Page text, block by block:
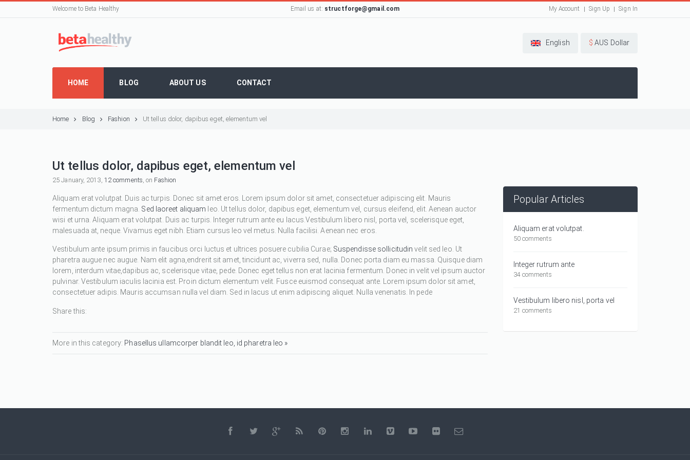
Welcome to Beta Healthy Email us at: structforge@gmail.com My Account Sign Up Sign In
English $ AUS Dollar
HOME BLOG ABOUT US CONTACT
Home Blog Fashion Ut tellus dolor, dapibus eget, elementum vel
Ut tellus dolor, dapibus eget, elementum vel
25 January, 2013, 12 comments, on Fashion
Aliquam erat volutpat. Duis ac turpis. Donec sit amet eros. Lorem ipsum dolor sit amet, consectetuer adipiscing elit. Mauris
fermentum dictum magna. Sed laoreet aliquam leo. Ut tellus dolor, dapibus eget, elementum vel, cursus eleifend, elit. Aenean auctor
wisi et urna. Aliquam erat volutpat. Duis ac turpis. Integer rutrum ante eu lacus.Vestibulum libero nisl, porta vel, scelerisque eget,
malesuada at, neque. Vivamus eget nibh. Etiam cursus leo vel metus. Nulla facilisi. Aenean nec eros.
Vestibulum ante ipsum primis in faucibus orci luctus et ultrices posuere cubilia Curae; Suspendisse sollicitudin velit sed leo. Ut
pharetra augue nec augue. Nam elit agna,endrerit sit amet, tincidunt ac, viverra sed, nulla. Donec porta diam eu massa. Quisque diam
lorem, interdum vitae,dapibus ac, scelerisque vitae, pede. Donec eget tellus non erat lacinia fermentum. Donec in velit vel ipsum auctor
pulvinar. Vestibulum iaculis lacinia est. Proin dictum elementum velit. Fusce euismod consequat ante. Lorem ipsum dolor sit amet,
consectetuer adipis. Mauris accumsan nulla vel diam. Sed in lacus ut enim adipiscing aliquet. Nulla venenatis. In pede
Share this:
More in this category: Phasellus ullamcorper blandit leo, id pharetra leo »
Popular Articles
Aliquam erat volutpat.
50 comments
Integer rutrum ante
34 comments
Vestibulum libero nisl, porta vel
21 comments